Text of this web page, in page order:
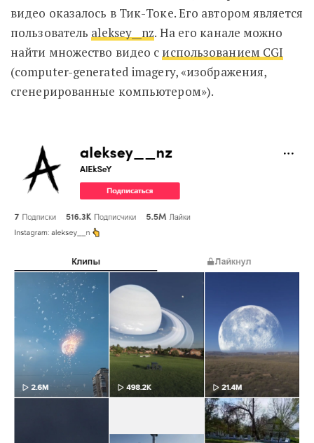
видео оказалось в Тик-Токе. Его автором является
пользователь aleksey__nz. На его канале можно
найти множество видео с использованием CGI
(computer-generated imagery, «изображения,
сгенерированные компьютером»).